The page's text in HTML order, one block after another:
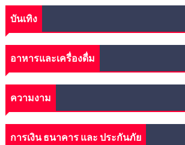
บันเทิง
อาหารและเครื่องดื่ม
ความงาม
การเงิน ธนาคาร และ ประกันภัย